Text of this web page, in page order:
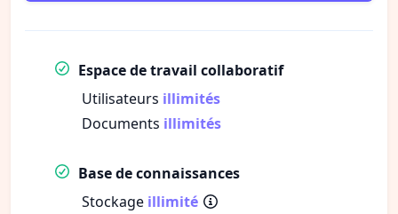
Espace de travail collaboratif
Utilisateurs illimités
Documents illimités
Base de connaissances
Stockage illimité